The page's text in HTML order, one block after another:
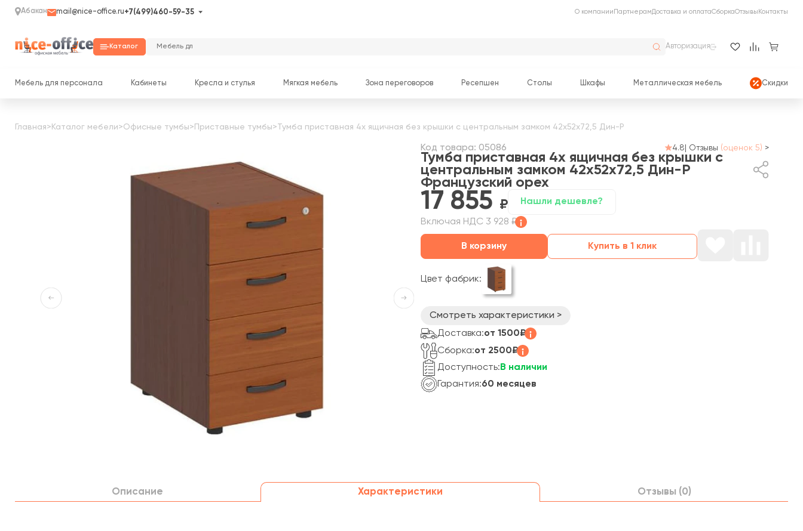
Абакан mail@nice-office.ru+7(499)460-59-35 О компании ПартнерамДоставка и оплатаСборкаОтзывы Контакты
Каталог Авторизация
Мебель для персонала Кабинеты Кресла и стулья Мягкая мебель Зона переговоров Ресепшен Столы Шкафы Металлическая мебель Скидки
Главная> Каталог мебели>Офисные тумбы> Приставные тумбы>Тумба приставная 4х ящичная без крышки с центральным замком 42x52x72,5 Дин-Р
Код товара: 05086 4.8 Отзывы (оценок 5) >
Тумба приставная 4х ящичная без крышки с
центральным замком 42x52x72,5 Дин-Р
Французский орех
17 855 Нашли дешевле?
Включая НДС 3 928 ₽
В корзину Купить в 1 клик
Цвет фабрик:
Смотреть характеристики >
Доставка:от 1500₽
Сборка:от 2500₽
Доступность: В наличии
Гарантия:60 месяцев
Описание Характеристики Отзывы (0)